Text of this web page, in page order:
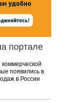
портале
появились в
в России